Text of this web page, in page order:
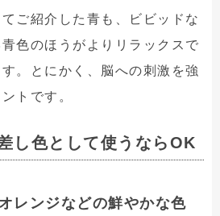
ご紹介した青も、ビビッドな
色のほうがよりリラックスで
。とにかく、脳への刺激を強
トです。
し色として使うならOK
レンジなどの鮮やかな色